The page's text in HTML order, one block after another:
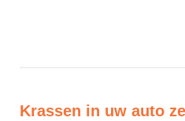
Krassen in uw auto